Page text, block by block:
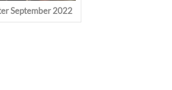
September 2022